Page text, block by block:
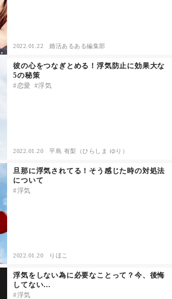
・芸能
2022.01.22 婚活あるある編集部
彼の心をつなぎとめる！浮気防止に効果大な
5の秘策
恋愛 浮気
2022.01.20 平島 有梨（ひらしま ゆり）
旦那に浮気されてる！そう感じた時の対処法
について
浮気
2022.01.20 りほこ
浮気をしない為に必要なことって？今、後悔
してない…
浮気